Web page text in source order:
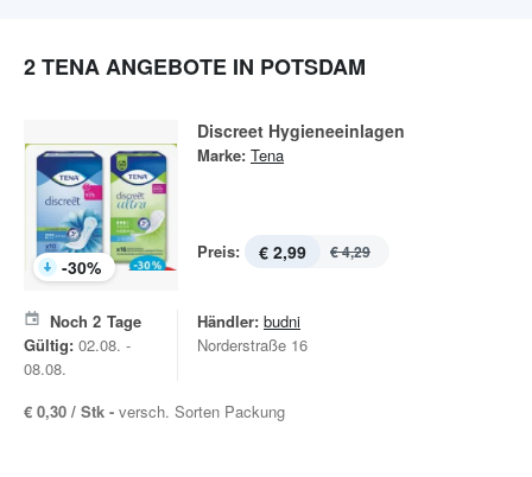
2 TENA ANGEBOTE IN POTSDAM
-30%
Discreet Hygieneeinlagen
Marke: Tena
Preis: € 2,99 € 4,29
Noch 2 Tage
Gültig: 02.08. -
08.08.
Händler: budni
Norderstraße 16
€ 0,30 / Stk - versch. Sorten Packung